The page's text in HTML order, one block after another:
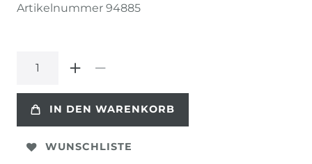
Artikelnummer 94885
IN DEN WARENKORB
WUNSCHLISTE